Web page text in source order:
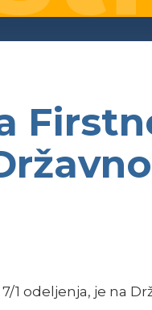
1 odeljenja, je na